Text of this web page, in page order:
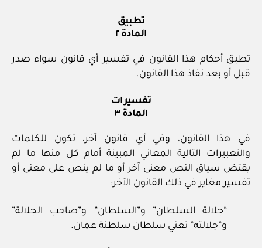
تطبيق
المادة ٢
تطبق أحكام هذا القانون في تفسير أي قانون سواء صدر
قبل أو بعد نفاذ هذا القانون.
تفسيرات
المادة ٣
في هذا القانون، وفي أي قانون آخر، تكون للكلمات
والتعبيرات التالية المعاني المبينة أمام كل منها ما لم
يقتض سياق النص معنى آخر أو ما لم ينص على معنى أو
تفسير مغاير في ذلك القانون الآخر:
“جلالة السلطان” و”السلطان” و”صاحب الجلالة”
و”جلالته” تعني سلطان سلطنة عمان.